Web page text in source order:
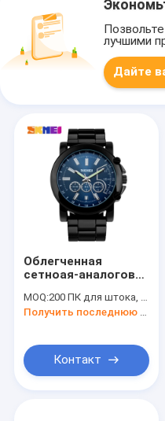
лучшими
Дайте
Облегченная
сетноая-аналогов
кварца Eco-
содружественная
MOQ:200 ПК для штока, цветы смешивания
Получить последнюю цену
Контакт